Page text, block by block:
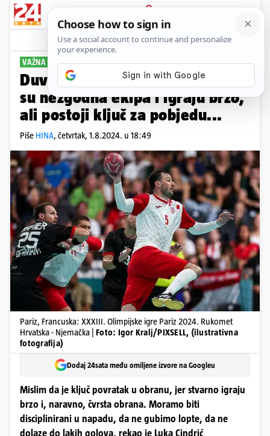
PRIJAVA
Sport Komentari
VAŽNA UTAKMICA
Duvnjak najavio Švedsku: Jako
su nezgodna ekipa i igraju brzo,
ali postoji ključ za pobjedu...
Piše HINA, četvrtak, 1.8.2024. u 18:49
Pariz, Francuska: XXXIII. Olimpijske igre Pariz 2024. Rukomet
Hrvatska - Njemačka | Foto: Igor Kralj/PIXSELL, (ilustrativna
fotografija)
Dodaj 24sata među omiljene izvore na Googleu
Mislim da je ključ povratak u obranu, jer stvarno igraju
brzo i, naravno, čvrsta obrana. Moramo biti
disciplinirani u napadu, da ne gubimo lopte, da ne
dolaze do lakih golova, rekao je Luka Cindrić